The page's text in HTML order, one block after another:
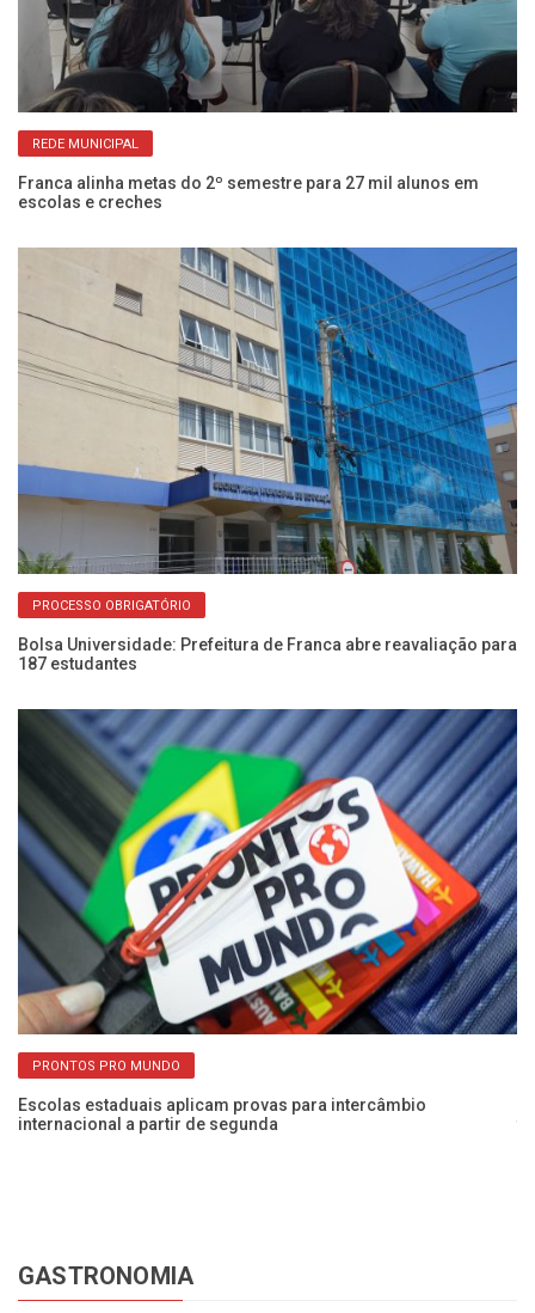
REDE MUNICIPAL
Franca alinha metas do 2º semestre para 27 mil alunos em
escolas e creches
PROCESSO OBRIGATÓRIO
Bolsa Universidade: Prefeitura de Franca abre reavaliação para
187 estudantes
PRONTOS PRO MUNDO
Escolas estaduais aplicam provas para intercâmbio
internacional a partir de segunda
GASTRONOMIA